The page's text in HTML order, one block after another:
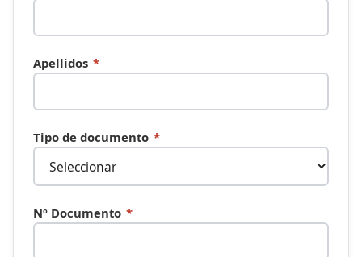
Apellidos *
Tipo de documento *
Nº Documento *